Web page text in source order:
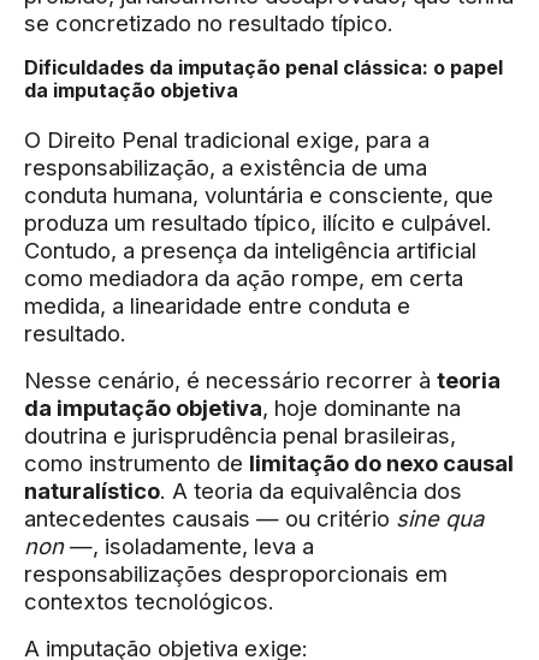
se concretizado no resultado típico.
Dificuldades da imputação penal clássica: o papel
da imputação objetiva
O Direito Penal tradicional exige, para a
responsabilização, a existência de uma
conduta humana, voluntária e consciente, que
produza um resultado típico, ilícito e culpável.
Contudo, a presença da inteligência artificial
como mediadora da ação rompe, em certa
medida, a linearidade entre conduta e
resultado.
Nesse cenário, é necessário recorrer à teoria
da imputação objetiva, hoje dominante na
doutrina e jurisprudência penal brasileiras,
como instrumento de limitação do nexo causal
naturalístico. A teoria da equivalência dos
antecedentes causais — ou critério sine qua
non—, isoladamente, leva a
responsabilizações desproporcionais em
contextos tecnológicos.
A imputação objetiva exige: